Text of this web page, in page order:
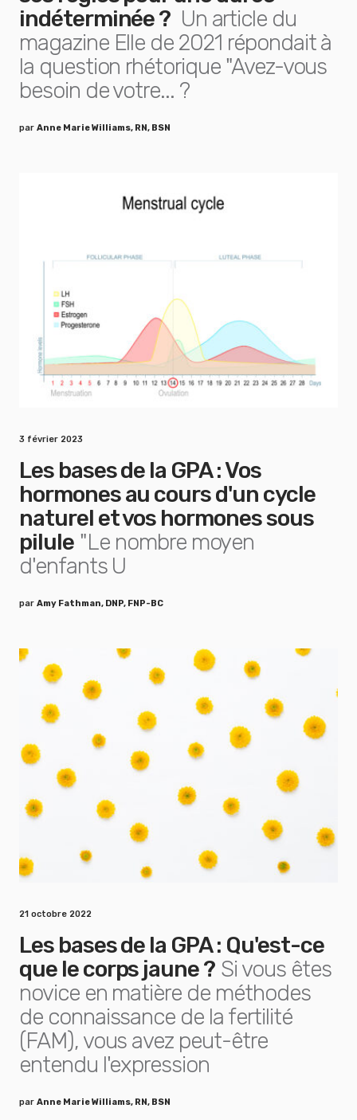
indéterminée ? Un article du
magazine Elle de 2021 répondait à
la question rhétorique "Avez-vous
besoin de votre... ?
par Anne Marie Williams, RN, BSN
3 février 2023
Les bases de la GPA : Vos
hormones au cours d'un cycle
naturel et vos hormones sous
pilule "Le nombre moyen
d'enfants U
par Amy Fathman, DNP, FNP-BC
21 octobre 2022
Les bases de la GPA : Qu'est-ce
que le corps jaune ? Si vous êtes
novice en matière de méthodes
de connaissance de la fertilité
(FAM), vous avez peut-être
entendu l'expression
par Anne Marie Williams, RN, BSN